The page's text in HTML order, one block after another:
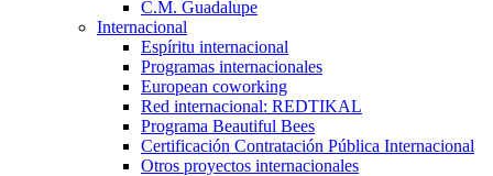
C.M. Guadalupe
Internacional
Espíritu internacional
Programas internacionales
European coworking
Red internacional: REDTIKAL
Programa Beautiful Bees
Certificación Contratación Pública Internacional
Otros proyectos internacionales